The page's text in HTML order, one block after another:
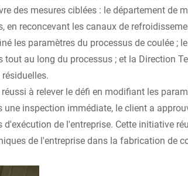
des mesures ciblées : le département de
reconcevant les canaux de
les paramètres du processus de coulée ;
au long du processus ; et la Direction
à relever le défi en modifiant les
inspection immédiate, le client a
de l'entreprise. Cette initiative
de l'entreprise dans la fabrication de